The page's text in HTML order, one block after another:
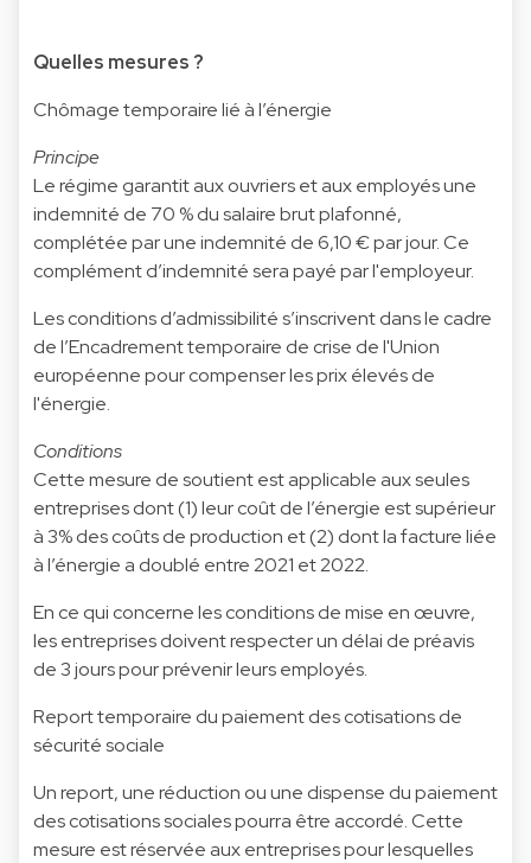
Quelles mesures ?
Chômage temporaire lié à l’énergie
Principe
Le régime garantit aux ouvriers et aux employés une
indemnité de 70 % du salaire brut plafonné,
complétée par une indemnité de 6,10 € par jour. Ce
complément d’indemnité sera payé par l'employeur.
Les conditions d’admissibilité s’inscrivent dans le cadre
de l’Encadrement temporaire de crise de l'Union
européenne pour compenser les prix élevés de
l'énergie.
Conditions
Cette mesure de soutient est applicable aux seules
entreprises dont (1) leur coût de l’énergie est supérieur
à 3% des coûts de production et (2) dont la facture liée
à l’énergie a doublé entre 2021 et 2022.
En ce qui concerne les conditions de mise en œuvre,
les entreprises doivent respecter un délai de préavis
de 3 jours pour prévenir leurs employés.
Report temporaire du paiement des cotisations de
sécurité sociale
Un report, une réduction ou une dispense du paiement
des cotisations sociales pourra être accordé. Cette
mesure est réservée aux entreprises pour lesquelles